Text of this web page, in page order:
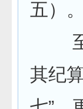
五）
至
其纪